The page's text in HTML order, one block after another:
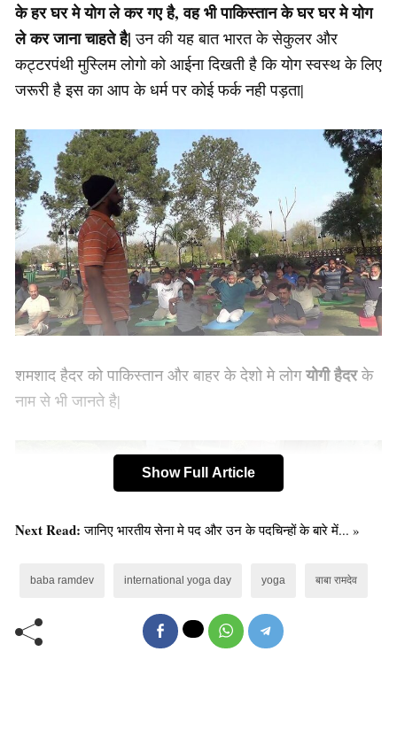
के हर घर मे योग ले कर गए है, वह भी पाकिस्तान के घर घर मे योग
ले कर जाना चाहते है|उन की यह बात भारत के सेकुलर और
कट्टरपंथी मुस्लिम लोगो को आईना दिखती है कि योग स्वस्थ के लिए
जरूरी है इस का आप के धर्म पर कोई फर्क नही पड़ता|
शमशाद हैदर को पाकिस्तान और बाहर के देशो मे लोगयोगी हैदरके
नाम से भी जानते है|
Show Full Article
Next Read:जानिए भारतीय सेना मे पद और उन के पदचिन्हों के बारे में... »
baba ramdev international yoga day yoga बाबा रामदेव